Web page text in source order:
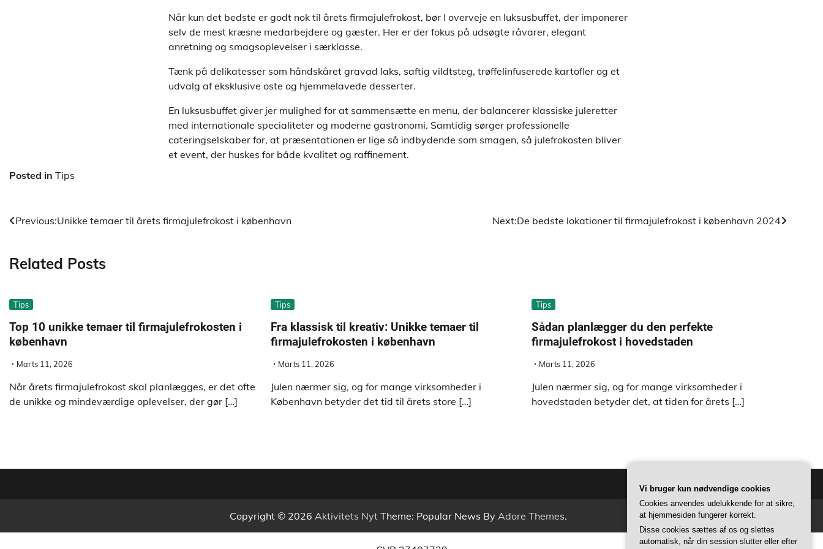
Når kun det bedste er godt nok til årets firmajulefrokost, bør I overveje en luksusbuffet, der imponerer
selv de mest kræsne medarbejdere og gæster. Her er der fokus på udsøgte råvarer, elegant
anretning og smagsoplevelser i særklasse.
Tænk på delikatesser som håndskåret gravad laks, saftig vildtsteg, trøffelinfuserede kartofler og et
udvalg af eksklusive oste og hjemmelavede desserter.
En luksusbuffet giver jer mulighed for at sammensætte en menu, der balancerer klassiske juleretter
med internationale specialiteter og moderne gastronomi. Samtidig sørger professionelle
cateringselskaber for, at præsentationen er lige så indbydende som smagen, så julefrokosten bliver
et event, der huskes for både kvalitet og raffinement.
Posted in Tips
Indlægsnavigation
Previous:Unikke temaer til årets firmajulefrokost i københavn Next:De bedste lokationer til firmajulefrokost i københavn 2024
Related Posts
Tips
Top 10 unikke temaer til firmajulefrokosten i
københavn
Marts 11, 2026
Når årets firmajulefrokost skal planlægges, er det ofte
de unikke og mindeværdige oplevelser, der gør […]
Tips
Fra klassisk til kreativ: Unikke temaer til
firmajulefrokosten i københavn
Marts 11, 2026
Julen nærmer sig, og for mange virksomheder i
København betyder det tid til årets store […]
Tips
Sådan planlægger du den perfekte
firmajulefrokost i hovedstaden
Marts 11, 2026
Julen nærmer sig, og for mange virksomheder i
hovedstaden betyder det, at tiden for årets […]
Copyright © 2026 Aktivitets NytTheme: Popular News By Adore Themes.
Vi bruger kun nødvendige cookies
Cookies anvendes udelukkende for at sikre,
at hjemmesiden fungerer korrekt.
Disse cookies sættes af os og slettes
automatisk, når din session slutter eller efter